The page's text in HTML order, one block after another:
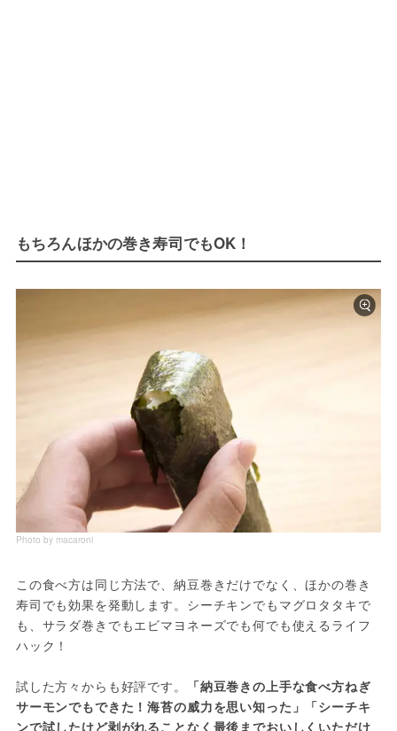
もちろんほかの巻き寿司でもOK！
Photo by macaroni
この食べ方は同じ方法で、納豆巻きだけでなく、ほかの巻き
寿司でも効果を発動します。シーチキンでもマグロタタキで
も、サラダ巻きでもエビマヨネーズでも何でも使えるライフ
ハック！
試した方々からも好評です。
「納豆巻きの上手な食べ方ねぎ
サーモンでもできた！海苔の威力を思い知った」
「シーチキ
ンで試したけど剥がれることなく最後までおいしくいただけ